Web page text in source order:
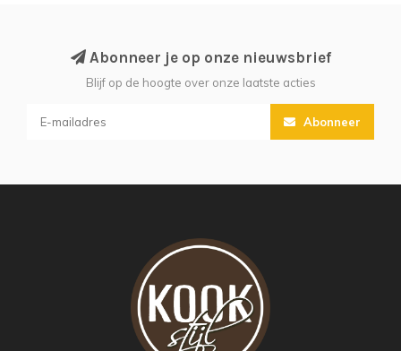
Abonneer je op onze nieuwsbrief
Blijf op de hoogte over onze laatste acties
Abonneer